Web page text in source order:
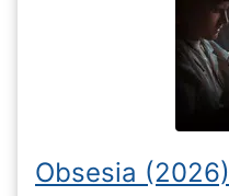
Obsesia (2026)